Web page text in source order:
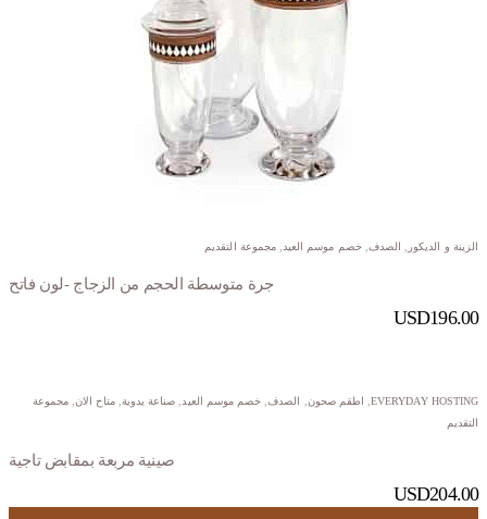
الزينة و الديكور الصدف ,خصم موسم العيد ,مجموعة التقديم
جرة متوسطة الحجم من الزجاج -لون فاتح
USD196.00
EVERYDAY HOSTING
, اطقم صحون الصدف, خصم موسم العيد صناعة يدوية ,متاح الان, مجموعة
التقديم
صينية مربعة بمقابض تاجية
USD204.00